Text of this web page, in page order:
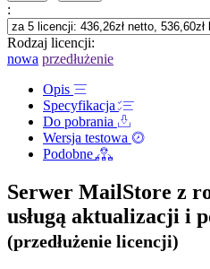
:
Rodzaj licencji:
nowa przedłużenie
Opis
Specyfikacja
Do pobrania
Wersja testowa
Podobne
Serwer MailStore z
usługą aktualizacji i
(przedłużenie licencji)